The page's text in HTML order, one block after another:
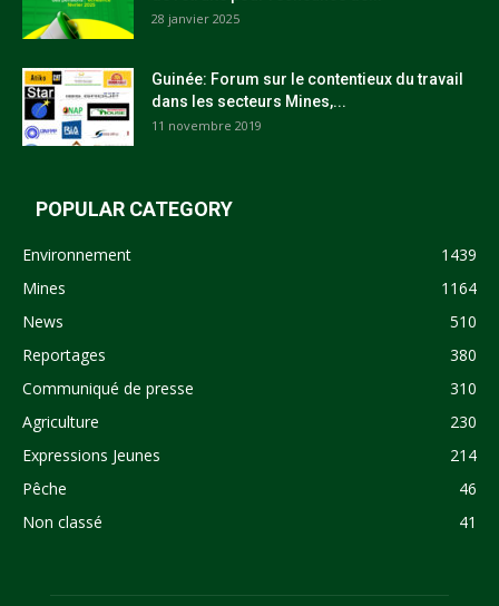
28 janvier 2025
Guinée: Forum sur le contentieux du travail
dans les secteurs Mines,...
11 novembre 2019
POPULAR CATEGORY
Environnement
1439
Mines
1164
News
510
Reportages
380
Communiqué de presse
310
Agriculture
230
Expressions Jeunes
214
Pêche
46
Non classé
41